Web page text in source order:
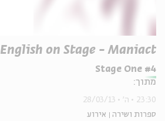
English on Stage - Maniact
מתוך:
Stage One #4
ספרות ושירה אירוע
23:30 ה' 28/03/13